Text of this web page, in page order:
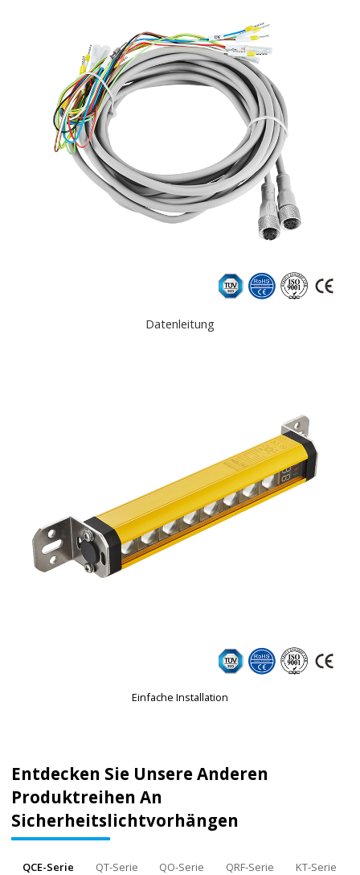
Datenleitung
Einfache Installation
Entdecken Sie Unsere Anderen
Produktreihen An
Sicherheitslichtvorhängen
QCE-Serie QT-Serie QO-Serie QRF-Serie
KT-Serie